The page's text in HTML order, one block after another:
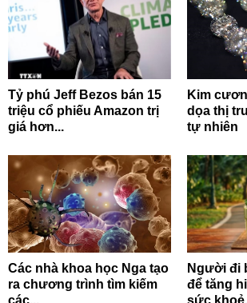
Tỷ phú Jeff Bezos bán 15
triệu cổ phiếu Amazon trị
giá hơn...
Kim
dọa thị
tự nhiên
Các nhà khoa học Nga tạo
ra chương trình tìm kiếm
Người đi
để tăng